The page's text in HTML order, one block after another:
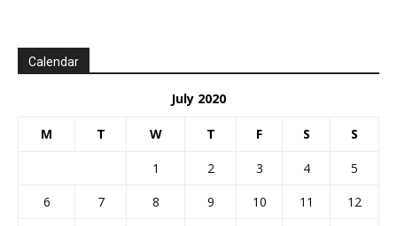
Calendar
July 2020
M T W T F S S
1 2 3 4
5
6
7 8 9 10 11
12